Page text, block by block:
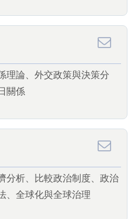
理論、外交政策與決策分
關係
分析、比較政治制度、政治
、全球化與全球治理